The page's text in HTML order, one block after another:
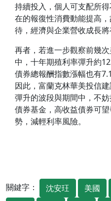
持續投入，個人可支配所
在的報復性消費動能提高
待，經濟與企業營收成長將
再者，若進一步觀察前幾次
中，十年期殖利率彈升約
債券總報酬指數漲幅也有
因此，富蘭克林華美投信
彈升的波段與期間中，不
債券基金，高收益債券可
勢，減輕利率風險。
關鍵字： 沈安玨 美國